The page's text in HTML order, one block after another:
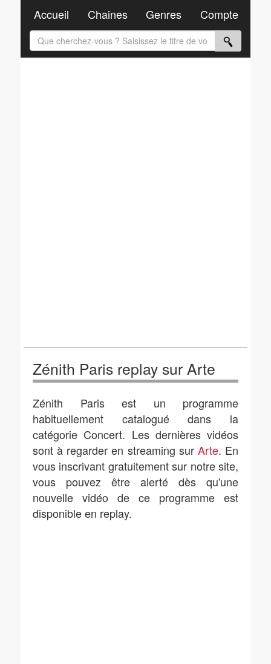
Zénith Paris replay sur Arte
Zénith Paris est un programme
habituellement catalogué dans la
catégorie Concert. Les dernières vidéos
sont à regarder en streaming sur Arte. En
vous inscrivant gratuitement sur notre site,
vous pouvez être alerté dès qu'une
nouvelle vidéo de ce programme est
disponible en replay.
Accueil Chaines Genres Compte